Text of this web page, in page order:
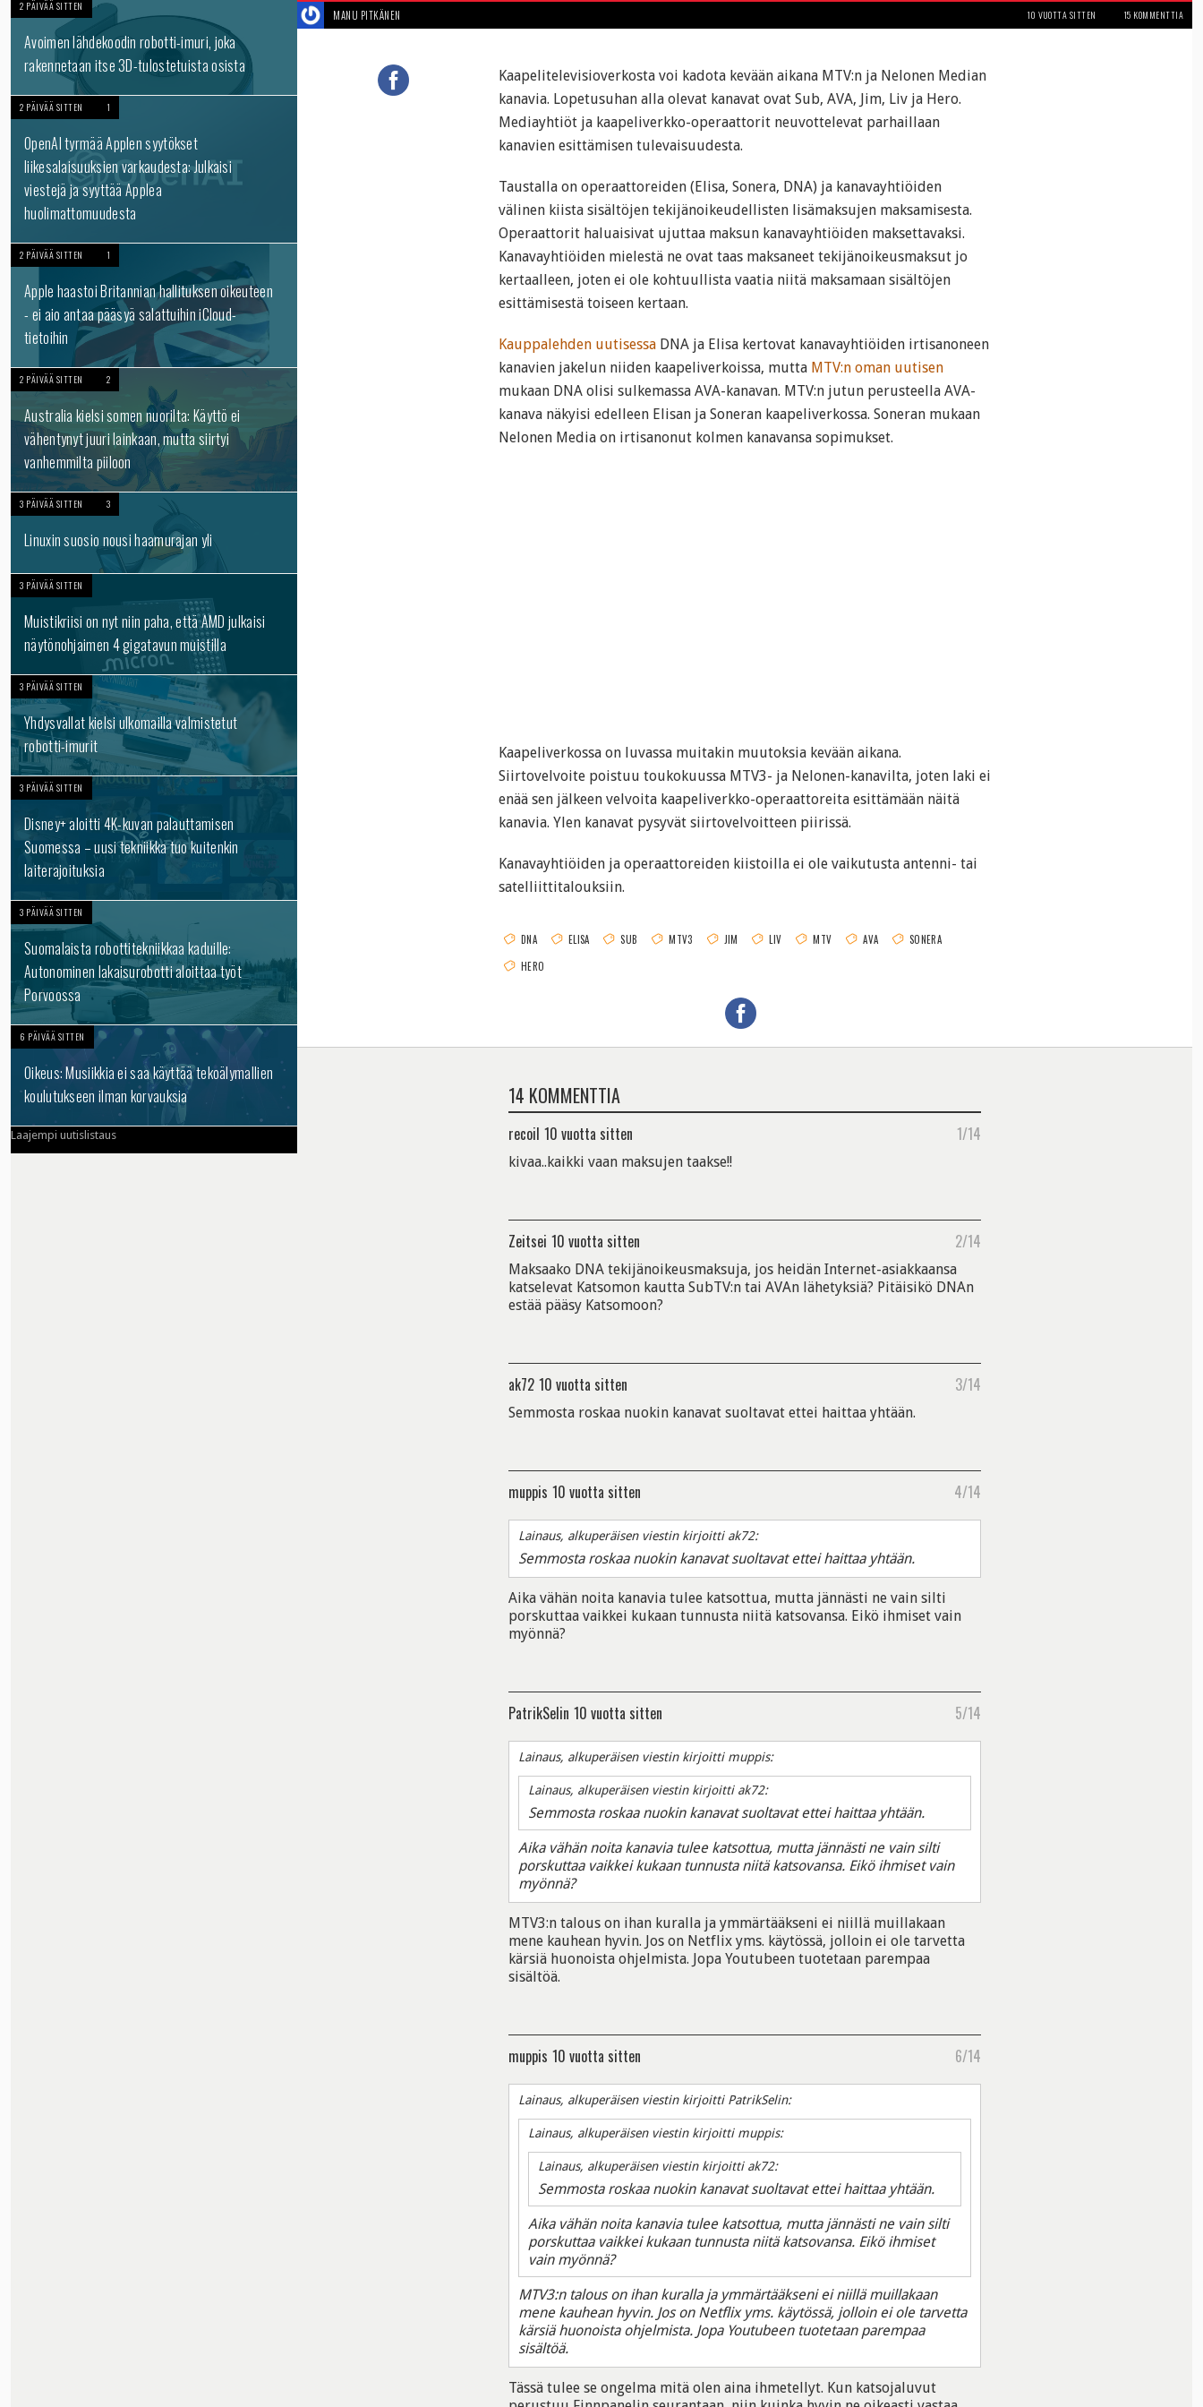
2 PÄIVÄÄ SITTEN
Avoimen lähdekoodin robotti-imuri, joka
rakennetaan itse 3D-tulostetuista osista
2 PÄIVÄÄ SITTEN 1
OpenAI tyrmää Applen syytökset
liikesalaisuuksien varkaudesta: Julkaisi
viestejä ja syyttää Applea
huolimattomuudesta
2 PÄIVÄÄ SITTEN 1
Apple haastoi Britannian hallituksen oikeuteen
- ei aio antaa pääsyä salattuihin iCloud-
tietoihin
2 PÄIVÄÄ SITTEN 2
Australia kielsi somen nuorilta: Käyttö ei
vähentynyt juuri lainkaan, mutta siirtyi
vanhemmilta piiloon
3 PÄIVÄÄ SITTEN 3
Linuxin suosio nousi haamurajan yli
3 PÄIVÄÄ SITTEN
Muistikriisi on nyt niin paha, että AMD julkaisi
näytönohjaimen 4 gigatavun muistilla
3 PÄIVÄÄ SITTEN
Yhdysvallat kielsi ulkomailla valmistetut
robotti-imurit
3 PÄIVÄÄ SITTEN
Disney+ aloitti 4K-kuvan palauttamisen
Suomessa – uusi tekniikka tuo kuitenkin
laiterajoituksia
3 PÄIVÄÄ SITTEN
Suomalaista robottitekniikkaa kaduille:
Autonominen lakaisurobotti aloittaa työt
Porvoossa
6 PÄIVÄÄ SITTEN
Oikeus: Musiikkia ei saa käyttää tekoälymallien
koulutukseen ilman korvauksia
Laajempi uutislistaus
MANU PITKÄNEN 10 VUOTTA SITTEN 15 KOMMENTTIA
Kaapelitelevisioverkosta voi kadota kevään aikana MTV:n ja Nelonen Median
kanavia. Lopetusuhan alla olevat kanavat ovat Sub, AVA, Jim, Liv ja Hero.
Mediayhtiöt ja kaapeliverkko-operaattorit neuvottelevat parhaillaan
kanavien esittämisen tulevaisuudesta.
Taustalla on operaattoreiden (Elisa, Sonera, DNA) ja kanavayhtiöiden
välinen kiista sisältöjen tekijänoikeudellisten lisämaksujen maksamisesta.
Operaattorit haluaisivat ujuttaa maksun kanavayhtiöiden maksettavaksi.
Kanavayhtiöiden mielestä ne ovat taas maksaneet tekijänoikeusmaksut jo
kertaalleen, joten ei ole kohtuullista vaatia niitä maksamaan sisältöjen
esittämisestä toiseen kertaan.
Kauppalehden uutisessa DNA ja Elisa kertovat kanavayhtiöiden irtisanoneen
kanavien jakelun niiden kaapeliverkoissa, mutta MTV:n oman uutisen
mukaan DNA olisi sulkemassa AVA-kanavan. MTV:n jutun perusteella AVA-
kanava näkyisi edelleen Elisan ja Soneran kaapeliverkossa. Soneran mukaan
Nelonen Media on irtisanonut kolmen kanavansa sopimukset.
Kaapeliverkossa on luvassa muitakin muutoksia kevään aikana.
Siirtovelvoite poistuu toukokuussa MTV3- ja Nelonen-kanavilta, joten laki ei
enää sen jälkeen velvoita kaapeliverkko-operaattoreita esittämään näitä
kanavia. Ylen kanavat pysyvät siirtovelvoitteen piirissä.
Kanavayhtiöiden ja operaattoreiden kiistoilla ei ole vaikutusta antenni- tai
satelliittitalouksiin.
DNA ELISA SUB MTV3 JIM LIV MTV AVA
SONERA
HERO
14 KOMMENTTIA
recoil 10 vuotta sitten 1/14
kivaa..kaikki vaan maksujen taakse!!
Zeitsei 10 vuotta sitten 2/14
Maksaako DNA tekijänoikeusmaksuja, jos heidän Internet-asiakkaansa
katselevat Katsomon kautta SubTV:n tai AVAn lähetyksiä? Pitäisikö DNAn
estää pääsy Katsomoon?
ak72 10 vuotta sitten 3/14
Semmosta roskaa nuokin kanavat suoltavat ettei haittaa yhtään.
muppis 10 vuotta sitten 4/14
Lainaus, alkuperäisen viestin kirjoitti ak72:
Semmosta roskaa nuokin kanavat suoltavat ettei haittaa yhtään.
Aika vähän noita kanavia tulee katsottua, mutta jännästi ne vain silti
porskuttaa vaikkei kukaan tunnusta niitä katsovansa. Eikö ihmiset vain
myönnä?
PatrikSelin 10 vuotta sitten 5/14
Lainaus, alkuperäisen viestin kirjoitti muppis:
Lainaus, alkuperäisen viestin kirjoitti ak72:
Semmosta roskaa nuokin kanavat suoltavat ettei haittaa yhtään.
Aika vähän noita kanavia tulee katsottua, mutta jännästi ne vain silti
porskuttaa vaikkei kukaan tunnusta niitä katsovansa. Eikö ihmiset vain
myönnä?
MTV3:n talous on ihan kuralla ja ymmärtääkseni ei niillä muillakaan
mene kauhean hyvin. Jos on Netflix yms. käytössä, jolloin ei ole tarvetta
kärsiä huonoista ohjelmista. Jopa Youtubeen tuotetaan parempaa
sisältöä.
muppis 10 vuotta sitten 6/14
Lainaus, alkuperäisen viestin kirjoitti PatrikSelin:
Lainaus, alkuperäisen viestin kirjoitti muppis:
Lainaus, alkuperäisen viestin kirjoitti ak72:
Semmosta roskaa nuokin kanavat suoltavat ettei haittaa yhtään.
Aika vähän noita kanavia tulee katsottua, mutta jännästi ne vain silti
porskuttaa vaikkei kukaan tunnusta niitä katsovansa. Eikö ihmiset
vain myönnä?
MTV3:n talous on ihan kuralla ja ymmärtääkseni ei niillä muillakaan
mene kauhean hyvin. Jos on Netflix yms. käytössä, jolloin ei ole tarvetta
kärsiä huonoista ohjelmista. Jopa Youtubeen tuotetaan parempaa
sisältöä.
Tässä tulee se ongelma mitä olen aina ihmetellyt. Kun katsojaluvut